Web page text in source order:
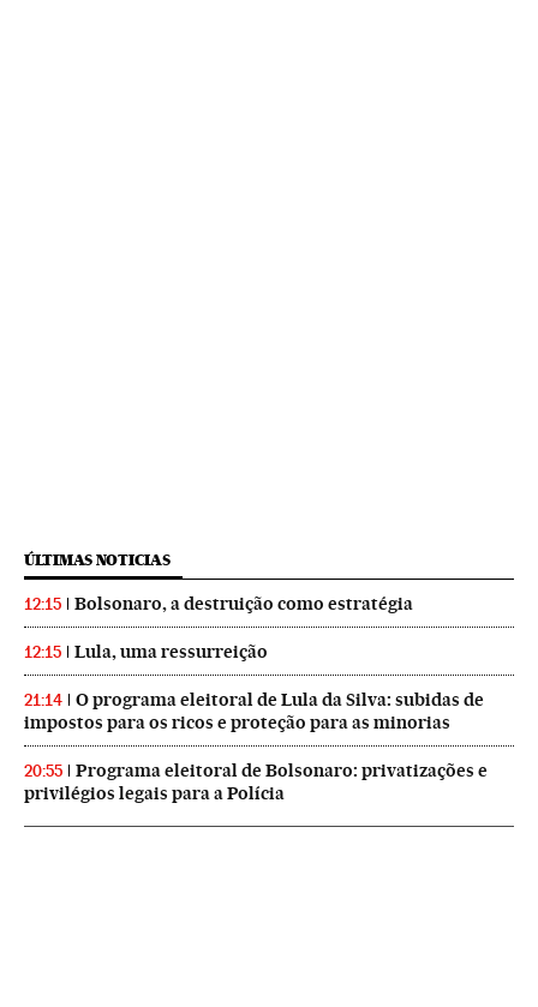
ÚLTIMAS NOTICIAS
12:15 Bolsonaro, a destruição como estratégia
12:15 Lula, uma ressurreição
21:14
O programa eleitoral de Lula da Silva: subidas de
impostos para os ricos e proteção para as minorias
20:55
Programa eleitoral de Bolsonaro: privatizações e
privilégios legais para a Polícia